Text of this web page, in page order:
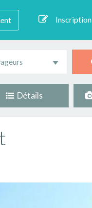
Inscription
Détails